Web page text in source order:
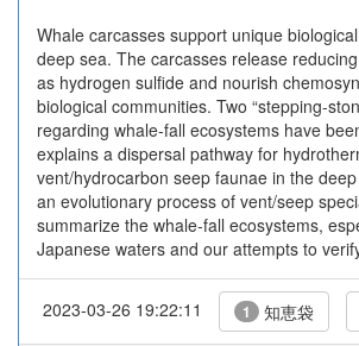
Whale carcasses support unique
deep sea. The carcasses release
as hydrogen sulfide and nourish
biological communities. Two “stepping-
regarding whale-fall ecosystems have
explains a dispersal pathway for
vent/hydrocarbon seep faunae in the
an evolutionary process of vent/seep
summarize the whale-fall ecosystems,
Japanese waters and our attempts to
2023-03-26 19:22:11 1 知恵袋